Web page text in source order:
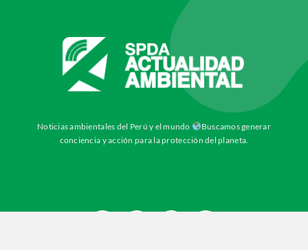
Noticias ambientales del Perú y el mundo
Buscamos generar
conciencia y acción para la protección del planeta.